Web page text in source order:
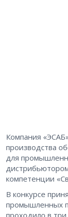
Компания
производства
для
компетенции
В конкурсе
промышленных